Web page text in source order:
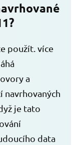
použít. více
a
navrhovaných
je tato
data